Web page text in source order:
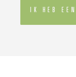
IK HEB